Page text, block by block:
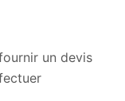
un devis